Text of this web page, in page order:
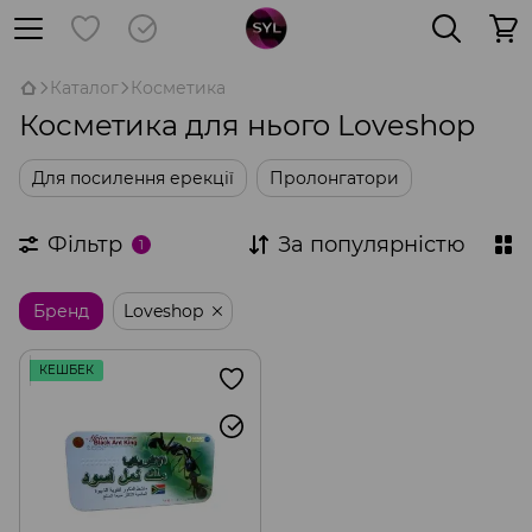
Каталог Косметика
Косметика для нього Loveshop
Для посилення ерекції Пролонгатори
Фільтр 1 За популярністю
Бренд Loveshop
КЕШБЕК